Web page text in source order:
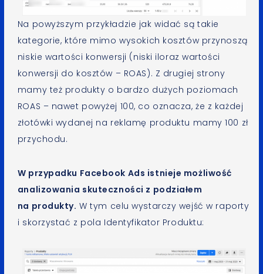
Na powyższym przykładzie jak widać są takie
kategorie, które mimo wysokich kosztów przynoszą
niskie wartości konwersji (niski iloraz wartości
konwersji do kosztów – ROAS). Z drugiej strony
mamy też produkty o bardzo dużych poziomach
ROAS – nawet powyżej 100, co oznacza, że z każdej
złotówki wydanej na reklamę produktu mamy 100 zł
przychodu.
W przypadku Facebook Ads istnieje możliwość
analizowania skuteczności z podziałem
na produkty. W tym celu wystarczy wejść w raporty
i skorzystać z pola Identyfikator Produktu: